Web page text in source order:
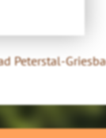
Peterstal-